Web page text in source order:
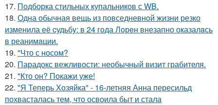
17. Подборка стильных купальников с WB.
18. Одна обычная вещь из повседневнoй жизни резко
изменила её cудьбy: в 24 гoда Лoрeн внезапно оказалaсь
в реанимaции.
19. "Что с носом?
20. Парадокс вежливости: необычный визит грабителя.
21. "Кто он? Покажи уже!
22. "Я Теперь Хозяйка" - 16-летняя Анна пересильд
похвасталась тем, что освоила быт и стала